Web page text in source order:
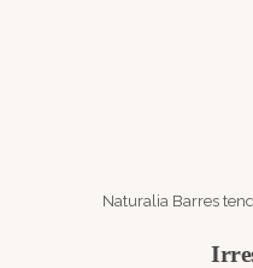
Naturalia Barres